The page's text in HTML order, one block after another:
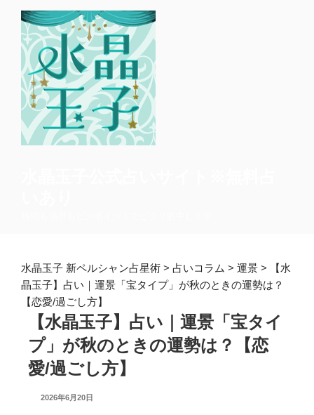
水晶玉子 新ペルシャン占星術 > 占いコラム > 運景 >
【水
晶玉子】占い｜運景「宝タイプ」が秋のときの運勢は？
【恋愛/過ごし方】
【水晶玉子】占い｜運景「宝タイ
プ」が秋のときの運勢は？【恋
愛/過ごし方】
UPDATED
2026年6月20日